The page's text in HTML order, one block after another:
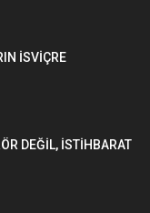
İSVİÇRE
DEĞİL, İSTİHBARAT